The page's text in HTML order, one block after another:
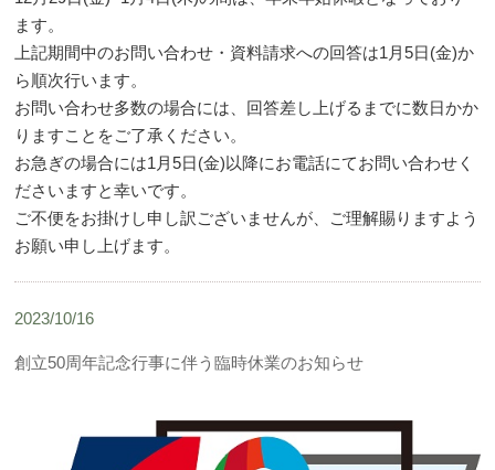
ます。
上記期間中のお問い合わせ・資料請求への回答は1月5日(金)か
ら順次行います。
お問い合わせ多数の場合には、回答差し上げるまでに数日かか
りますことをご了承ください。
お急ぎの場合には1月5日(金)以降にお電話にてお問い合わせく
ださいますと幸いです。
ご不便をお掛けし申し訳ございませんが、ご理解賜りますよう
お願い申し上げます。
2023/10/16
創立50周年記念行事に伴う臨時休業のお知らせ